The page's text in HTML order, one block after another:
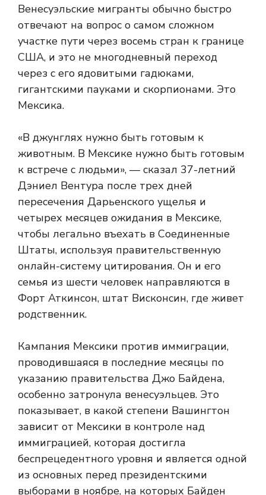
Венесуэльские мигранты обычно быстро
отвечают на вопрос о самом сложном
участке пути через восемь стран к границе
США, и это не многодневный переход
через с его ядовитыми гадюками,
гигантскими пауками и скорпионами. Это
Мексика.
«В джунглях нужно быть готовым к
животным. В Мексике нужно быть готовым
к встрече с людьми», — сказал 37-летний
Дэниел Вентура после трех дней
пересечения Дарьенского ущелья и
четырех месяцев ожидания в Мексике,
чтобы легально въехать в Соединенные
Штаты, используя правительственную
онлайн-систему цитирования. Он и его
семья из шести человек направляются в
Форт Аткинсон, штат Висконсин, где живет
родственник.
Кампания Мексики против иммиграции,
проводившаяся в последние месяцы по
указанию правительства Джо Байдена,
особенно затронула венесуэльцев. Это
показывает, в какой степени Вашингтон
зависит от Мексики в контроле над
иммиграцией, которая достигла
беспрецедентного уровня и является одной
из основных перед президентскими
выборами в ноябре, на которых Байден